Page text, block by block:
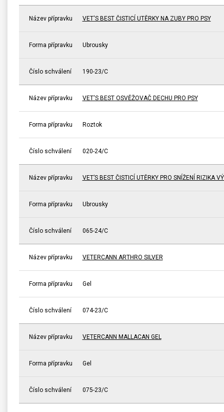
Název přípravku VET'S BEST ČISTICÍ UTĚRKY NA ZUBY PRO PSY
Forma přípravku Ubrousky
Číslo schválení 190-23/C
Název přípravku VET'S BEST OSVĚŽOVAČ DECHU PRO PSY
Forma přípravku Roztok
Číslo schválení 020-24/C
Název přípravku VET’S BEST ČISTICÍ UTĚRKY PRO SNÍŽENÍ RIZIKA
Forma přípravku Ubrousky
Číslo schválení 065-24/C
Název přípravku VETERCANN ARTHRO SILVER
Forma přípravku Gel
Číslo schválení 074-23/C
Název přípravku VETERCANN MALLACAN GEL
Forma přípravku Gel
Číslo schválení 075-23/C